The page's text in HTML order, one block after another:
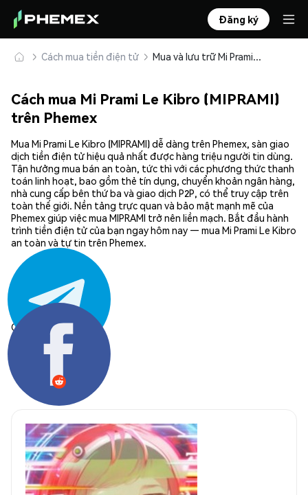
Đăng ký
Cách mua tiền điện tử Mua và lưu trữ Mi Prami Le Kibro (MIPRAMI) an toàn
Cách mua Mi Prami Le Kibro (MIPRAMI)
trên Phemex
Mua Mi Prami Le Kibro (MIPRAMI) dễ dàng trên Phemex, sàn giao
dịch tiền điện tử hiệu quả nhất được hàng triệu người tin dùng.
Tận hưởng mua bán an toàn, tức thì với các phương thức thanh
toán linh hoạt, bao gồm thẻ tín dụng, chuyển khoản ngân hàng,
nhà cung cấp bên thứ ba và giao dịch P2P, có thể truy cập trên
toàn thế giới. Nền tảng trực quan và bảo mật mạnh mẽ của
Phemex giúp việc mua MIPRAMI trở nên liền mạch. Bắt đầu hành
trình tiền điện tử của bạn ngay hôm nay — mua Mi Prami Le Kibro
an toàn và tự tin trên Phemex.
Chia sẻ: